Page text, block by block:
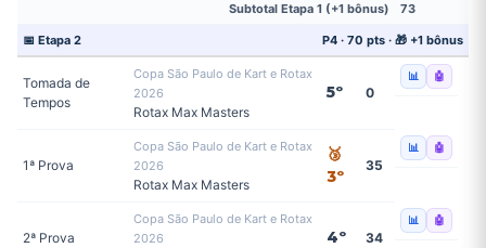
Subtotal Etapa 1 (+1 bônus) 73
📅 Etapa 2 P4 · 70 pts · 🎁 +1 bônus
Tomada de
Tempos
Copa São Paulo de Kart e Rotax
2026
Rotax Max Masters
5º 0
📊 🤖
1ª Prova
Copa São Paulo de Kart e Rotax
2026
Rotax Max Masters
🥉
3º
35
📊 🤖
2ª Prova
Copa São Paulo de Kart e Rotax
2026
4º 34
📊 🤖